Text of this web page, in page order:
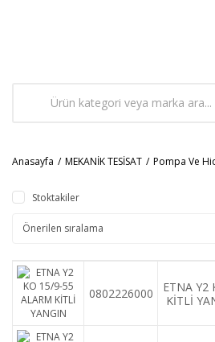
Anasayfa MEKANİK TESİSAT Pompa Ve
Stoktakiler
0802226000
ETNA Y2
KİTLİ